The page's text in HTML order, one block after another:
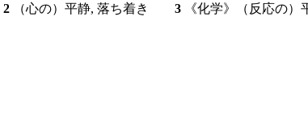
2 （心の）平静, 落ち着き 3 《化学》（反応の）